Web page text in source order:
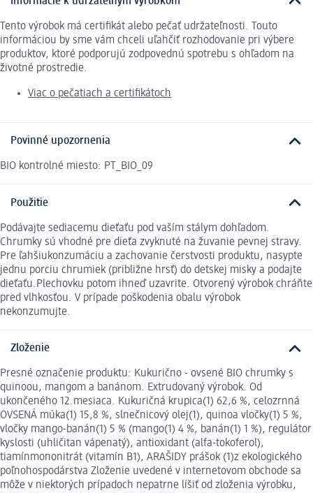
Tento výrobok má certifikát alebo pečať udržateľnosti. Touto
informáciou by sme vám chceli uľahčiť rozhodovanie pri výbere
produktov, ktoré podporujú zodpovednú spotrebu s ohľadom na
životné prostredie.
Viac o pečatiach a certifikátoch
Povinné upozornenia
BIO kontrolné miesto: PT_BIO_09
Použitie
Podávajte sediacemu dieťaťu pod vaším stálym dohľadom.
Chrumky sú vhodné pre dieťa zvyknuté na žuvanie pevnej stravy.
Pre ľahšiukonzumáciu a zachovanie čerstvosti produktu, nasypte
jednu porciu chrumiek (približne hrsť) do detskej misky a podajte
dieťaťu.Plechovku potom ihneď uzavrite. Otvorený výrobok chráňte
pred vlhkosťou. V prípade poškodenia obalu výrobok
nekonzumujte.
Zloženie
Presné označenie produktu: Kukurično - ovsené BIO chrumky s
quinoou, mangom a banánom. Extrudovaný výrobok. Od
ukončeného 12.mesiaca. Kukuričná krupica(1) 62,6 %, celozrnná
OVSENÁ múka(1) 15,8 %, slnečnicový olej(1), quinoa vločky(1) 5 %,
vločky mango-banán(1) 5 % (mango(1) 4 %, banán(1) 1 %), regulátor
kyslosti (uhličitan vápenatý), antioxidant (alfa-tokoferol),
tiamínmononitrát (vitamín B1), ARAŠIDY prášok (1)z ekologického
poľnohospodárstva Zloženie uvedené v internetovom obchode sa
môže v niektorých prípadoch nepatrne líšiť od zloženia výrobku,